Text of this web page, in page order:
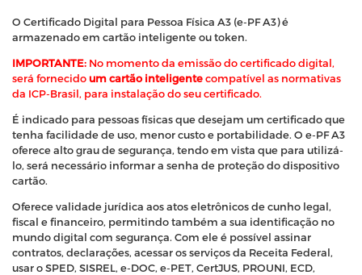
O Certificado Digital para Pessoa Física A3 (e-PF A3) é
armazenado em cartão inteligente ou token.
IMPORTANTE: No momento da emissão do certificado digital,
será fornecidoum cartão inteligentecompatível as normativas
da ICP-Brasil, para instalação do seu certificado.
É indicado para pessoas físicas que desejam um certificado que
tenha facilidade de uso, menor custo e portabilidade. O e-PF A3
oferece alto grau de segurança, tendo em vista que para utilizá-
lo, será necessário informar a senha de proteção do dispositivo
cartão.
Oferece validade jurídica aos atos eletrônicos de cunho legal,
fiscal e financeiro, permitindo também a sua identificação no
mundo digital com segurança. Com ele é possível assinar
contratos, declarações, acessar os serviços da Receita Federal,
usar o SPED, SISREL, e-DOC, e-PET, CertJUS, PROUNI, ECD,